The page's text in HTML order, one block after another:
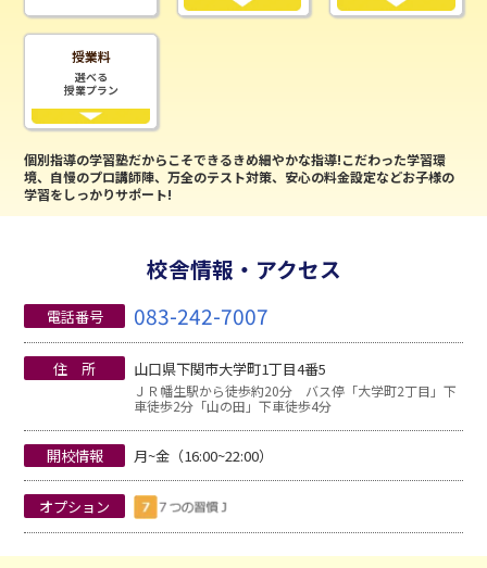
授業料
選べる
授業プラン
個別指導の学習塾だからこそできるきめ細やかな指導!こだわった学習環
境、自慢のプロ講師陣、万全のテスト対策、安心の料金設定などお子様の
学習をしっかりサポート!
校舎情報・アクセス
電話番号 083-242-7007
住 所 山口県下関市大学町1丁目4番5
ＪＲ幡生駅から徒歩約20分 バス停「大学町2丁目」下
車徒歩2分「山の田」下車徒歩4分
開校情報 月~金（16:00~22:00）
オプション